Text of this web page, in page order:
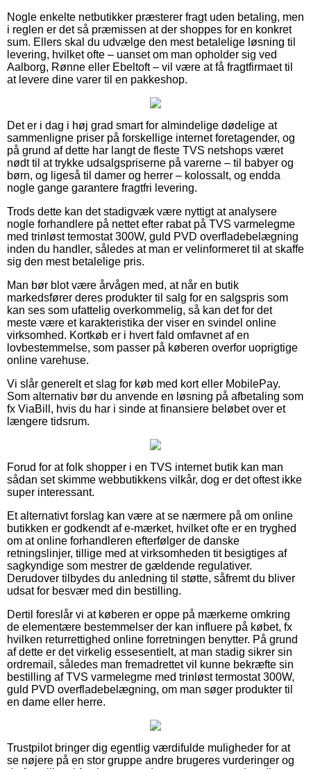
Nogle enkelte netbutikker præsterer fragt uden betaling, men
i reglen er det så præmissen at der shoppes for en konkret
sum. Ellers skal du udvælge den mest betalelige løsning til
levering, hvilket ofte – uanset om man opholder sig ved
Aalborg, Rønne eller Ebeltoft – vil være at få fragtfirmaet til
at levere dine varer til en pakkeshop.
Det er i dag i høj grad smart for almindelige dødelige at
sammenligne priser på forskellige internet foretagender, og
på grund af dette har langt de fleste TVS netshops været
nødt til at trykke udsalgspriserne på varerne – til babyer og
børn, og ligeså til damer og herrer – kolossalt, og endda
nogle gange garantere fragtfri levering.
Trods dette kan det stadigvæk være nyttigt at analysere
nogle forhandlere på nettet efter rabat på TVS varmelegme
med trinløst termostat 300W, guld PVD overfladebelægning
inden du handler, således at man er velinformeret til at skaffe
sig den mest betalelige pris.
Man bør blot være årvågen med, at når en butik
markedsfører deres produkter til salg for en salgspris som
kan ses som ufattelig overkommelig, så kan det for det
meste være et karakteristika der viser en svindel online
virksomhed. Kortkøb er i hvert fald omfavnet af en
lovbestemmelse, som passer på køberen overfor uoprigtige
online varehuse.
Vi slår generelt et slag for køb med kort eller MobilePay.
Som alternativ bør du anvende en løsning på afbetaling som
fx ViaBill, hvis du har i sinde at finansiere beløbet over et
længere tidsrum.
Forud for at folk shopper i en TVS internet butik kan man
sådan set skimme webbutikkens vilkår, dog er det oftest ikke
super interessant.
Et alternativt forslag kan være at se nærmere på om online
butikken er godkendt af e-mærket, hvilket ofte er en tryghed
om at online forhandleren efterfølger de danske
retningslinjer, tillige med at virksomheden tit besigtiges af
sagkyndige som mestrer de gældende regulativer.
Derudover tilbydes du anledning til støtte, såfremt du bliver
udsat for besvær med din bestilling.
Dertil foreslår vi at køberen er oppe på mærkerne omkring
de elementære bestemmelser der kan influere på købet, fx
hvilken returrettighed online forretningen benytter. På grund
af dette er det virkelig essesentielt, at man stadig sikrer sin
ordremail, således man fremadrettet vil kunne bekræfte sin
bestilling af TVS varmelegme med trinløst termostat 300W,
guld PVD overfladebelægning, om man søger produkter til
en dame eller herre.
Trustpilot bringer dig egentlig værdifulde muligheder for at
se nøjere på en stor gruppe andre brugeres vurderinger og